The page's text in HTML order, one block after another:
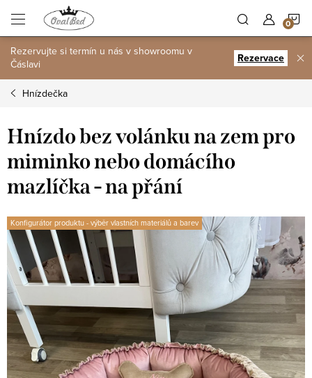
obsah
Rezervujte si termín u nás v showroomu v
Čáslavi
Rezervace
Hnízdečka
Hnízdo bez volánku na zem pro
miminko nebo domácího
mazlíčka - na přání
Konfigurátor produktu - výběr vlastních materiálů a barev